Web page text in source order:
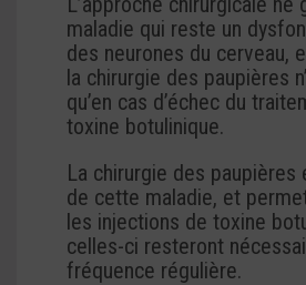
maladie qui reste un
des neurones du cerveau,
la chirurgie des paupières
qu’en cas d’échec du
toxine botulinique.
La chirurgie des
de cette maladie, et
les injections de toxine
celles-ci resteront
fréquence régulière.